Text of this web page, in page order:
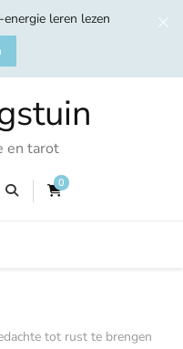
leren lezen
en tarot
0
tot rust te brengen